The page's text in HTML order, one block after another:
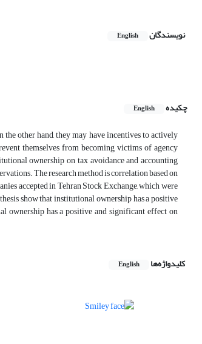
نویسندگان English
چکیده
English
other hand, they may have incentives to actively
themselves from becoming victims of agency
ownership on tax avoidance and accounting
The research method is correlation based on
accepted in Tehran Stock Exchange, which were
show that institutional ownership has a positive
ownership has a positive and significant effect on
کلیدواژه‌ها English